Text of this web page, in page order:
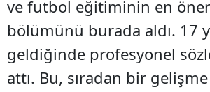
ve futbol eğitiminin en
bölümünü burada aldı. 17
geldiğinde profesyonel
attı. Bu, sıradan bir